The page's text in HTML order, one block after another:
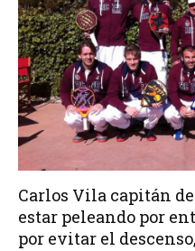
Carlos Vila capitán
estar peleando por
por evitar el